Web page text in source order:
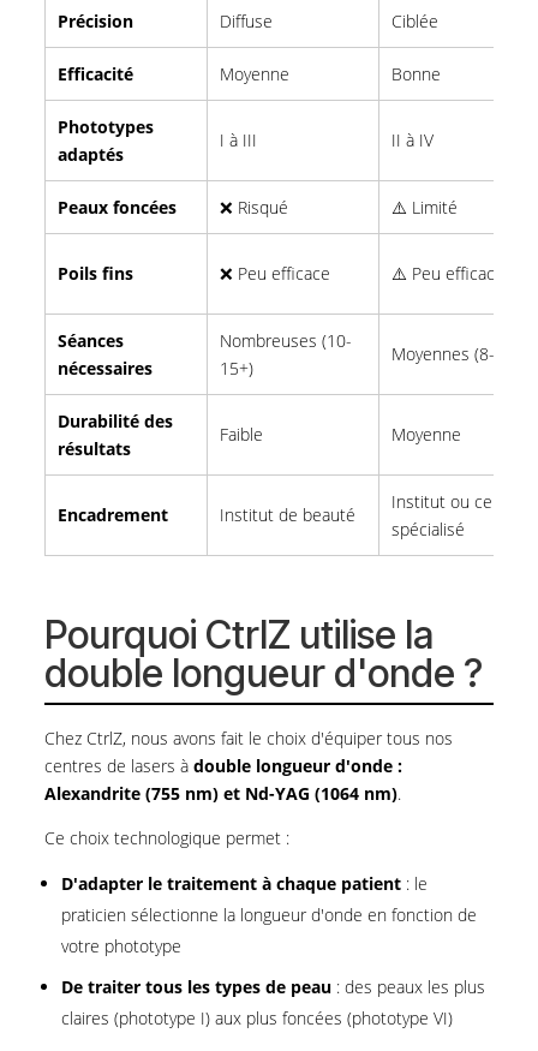
Précision Diffuse Ciblée
Efficacité Moyenne Bonne
Phototypes
adaptés
I à III II à IV
Peaux foncées ❌ Risqué ⚠️ Limité
Poils fins ❌ Peu efficace ⚠️ Peu efficace
Séances
nécessaires
Nombreuses (10-
15+)
Moyennes (8-12)
Durabilité des
résultats
Faible Moyenne
Encadrement Institut de beauté
Institut ou centre
spécialisé
Pourquoi CtrlZ utilise la
double longueur d'onde ?
Chez CtrlZ, nous avons fait le choix d'équiper tous nos
centres de lasers àdouble longueur d'onde :
Alexandrite (755 nm) et Nd-YAG (1064 nm).
Ce choix technologique permet :
D'adapter le traitement à chaque patient : le
praticien sélectionne la longueur d'onde en fonction de
votre phototype
De traiter tous les types de peau : des peaux les plus
claires (phototype I) aux plus foncées (phototype VI)